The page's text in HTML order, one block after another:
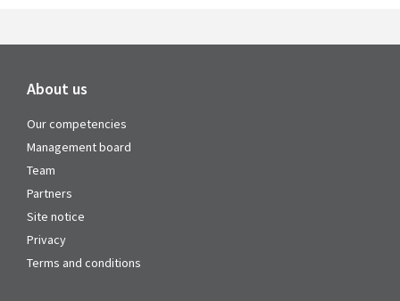
About us
Our competencies
Management board
Team
Partners
Site notice
Privacy
Terms and conditions